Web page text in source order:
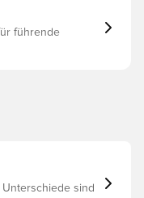
verkörpert
Ambitionen von
das
führende
sind